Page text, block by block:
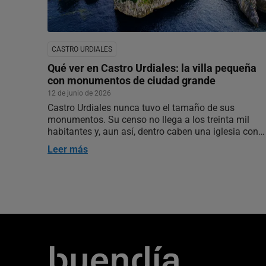
CASTRO URDIALES
Qué ver en Castro Urdiales: la villa pequeña
con monumentos de ciudad grande
12 de junio de 2026
Castro Urdiales nunca tuvo el tamaño de sus
monumentos. Su censo no llega a los treinta mil
habitantes y, aun así, dentro caben una iglesia con
proporciones de catedral, una colonia romana
enterrada bajo las calles y, a un cuarto de hora a pie,
Leer más